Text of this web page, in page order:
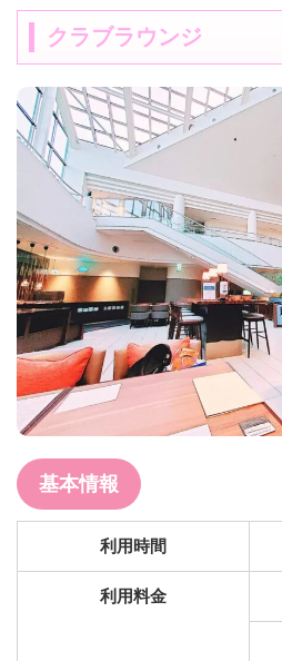
クラブラウンジ
基本情報
利用時間
利用料金